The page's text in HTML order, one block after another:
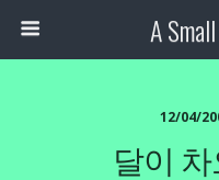
A
12/04/
달이